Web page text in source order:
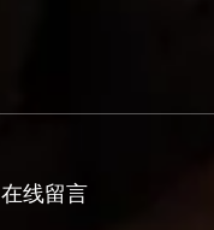
在线留言